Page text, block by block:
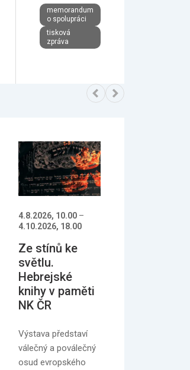
memorandum
o spolupráci
tisková
zpráva
4.8.2026, 10.00–
4.10.2026, 18.00
Ze stínů ke
světlu.
Hebrejské
knihy v paměti
NK ČR
Výstava představí
válečný a poválečný
osud evropského